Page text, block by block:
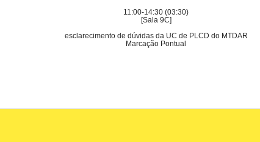
11:00-14:30 (03:30)
[Sala 9C]
esclarecimento de dúvidas da UC de PLCD do MTDAR
Marcação Pontual